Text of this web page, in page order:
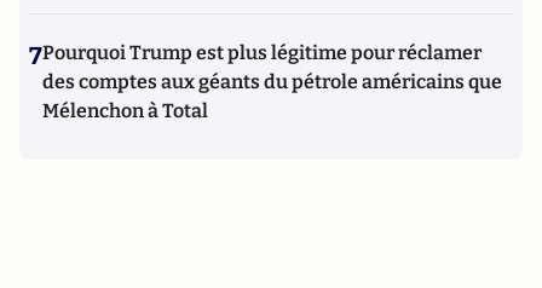
7Pourquoi Trump est plus légitime pour réclamer
des comptes aux géants du pétrole américains que
Mélenchon à Total